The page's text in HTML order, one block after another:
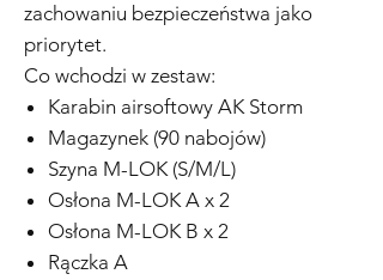
zachowaniu bezpieczeństwa jako
priorytet.
Co wchodzi w zestaw:
Karabin airsoftowy AK Storm
Magazynek (90 nabojów)
Szyna M-LOK (S/M/L)
Osłona M-LOK A x 2
Osłona M-LOK B x 2
Rączka A